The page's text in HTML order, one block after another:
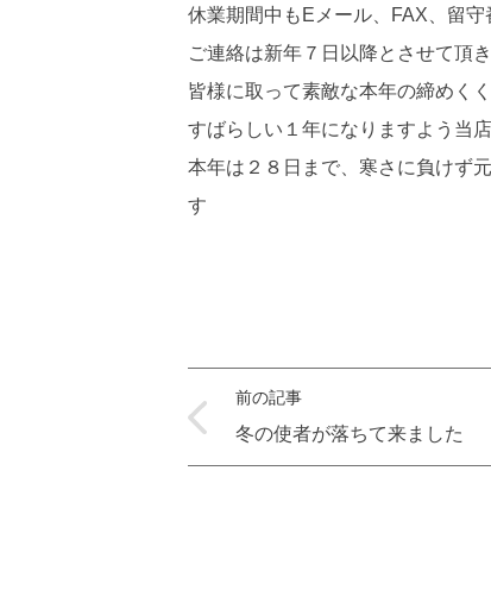
休業期間中もEメール、FAX、留
ご連絡は新年７日以降とさせて頂き
皆様に取って素敵な本年の締めく
すばらしい１年になりますよう当
本年は２８日まで、寒さに負けず
す
前の記事
冬の使者が落ちて来ました